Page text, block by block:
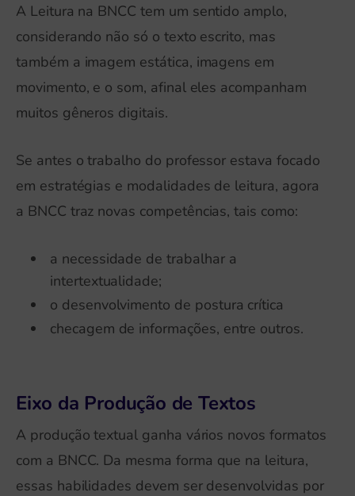
A Leitura na BNCC tem um sentido amplo,
considerando não só o texto escrito, mas
também a imagem estática, imagens em
movimento, e o som, afinal eles acompanham
muitos gêneros digitais.
Se antes o trabalho do professor estava focado
em estratégias e modalidades de leitura, agora
a BNCC traz novas competências, tais como:
a necessidade de trabalhar a
intertextualidade;
o desenvolvimento de postura crítica
checagem de informações, entre outros.
Eixo da Produção de Textos
A produção textual ganha vários novos formatos
com a BNCC. Da mesma forma que na leitura,
essas habilidades devem ser desenvolvidas por